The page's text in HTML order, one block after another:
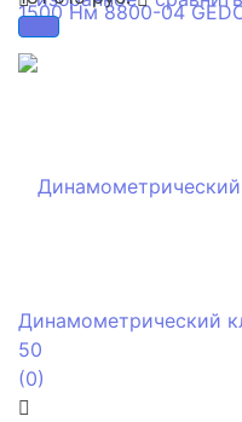
Динамометрический
50
(0)